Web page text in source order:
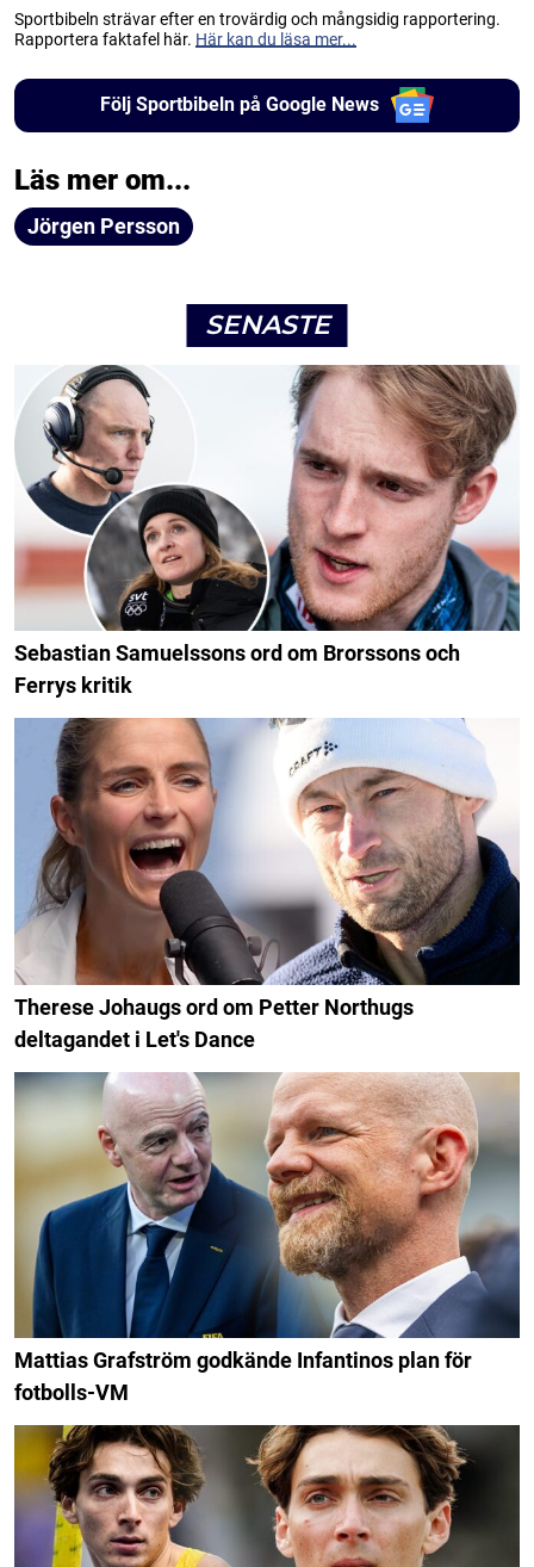
Sportbibeln strävar efter en trovärdig och mångsidig rapportering.
Rapportera faktafel här. Här kan du läsa mer...
Följ Sportbibeln på Google News
Läs mer om...
Jörgen Persson
SENASTE
Sebastian Samuelssons ord om Brorssons och
Ferrys kritik
Therese Johaugs ord om Petter Northugs
deltagandet i Let's Dance
Mattias Grafström godkände Infantinos plan för
fotbolls-VM